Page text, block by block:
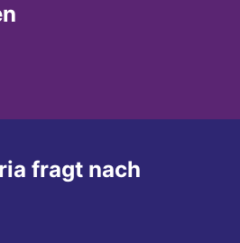
fragt nach